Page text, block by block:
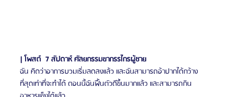
| โพสต์  7 สัปดาห์ ศัลยกรรมขากรรไกรผู้ชาย
ฉัน คิดว่าอาการบวมเริ่มลดลงแล้ว และฉันสามารถอ้าปากได้กว้าง
ที่สุดเท่าที่จะทำได้ ตอนนี้ฉันฟื้นตัวดีขึ้นมากแล้ว และสามารถกิน